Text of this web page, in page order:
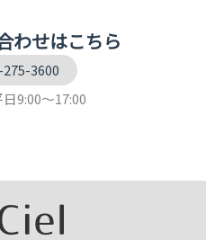
わせはこちら
3600
9:00～17:00